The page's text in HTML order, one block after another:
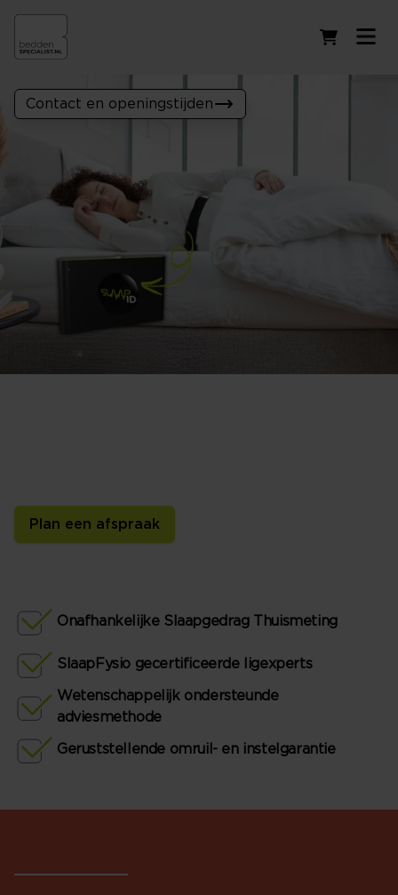
Contact en openingstijden
Plan een afspraak
Onafhankelijke Slaapgedrag Thuismeting
SlaapFysio gecertificeerde ligexperts
Wetenschappelijk ondersteunde
adviesmethode
Geruststellende omruil- en instelgarantie